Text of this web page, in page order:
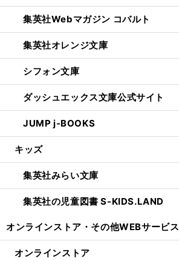
集英社Webマガジン コバルト
集英社オレンジ文庫
シフォン文庫
ダッシュエックス文庫公式サイト
JUMP j-BOOKS
キッズ
集英社みらい文庫
集英社の児童図書 S-KIDS.LAND
オンラインストア・ その他WEBサービス
オンラインストア